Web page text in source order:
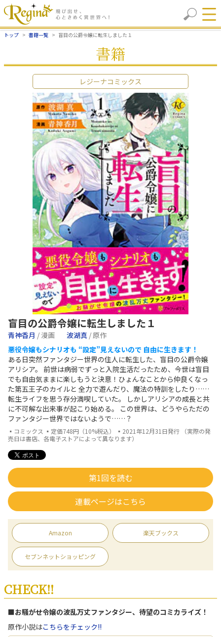
トップ 書籍一覧 盲目の公爵令嬢に転生しました１
書籍
レジーナコミックス
盲目の公爵令嬢に転生しました１
青神香月 / 漫画 波湖真 / 原作
悪役令嬢もシナリオも “設定”見えないので 自由に生きます！
ある日突然ファンタジー世界の住人に転生した、盲目の公爵令嬢
アリシア。 前世は病弱でずっと入院生活だったため、今世は盲目
でも自由気ままに楽しもうと決意！ひょんなことから仲良くなっ
た第五王子のカイルと 全力で遊んだり、魔法の特訓をしたり……
転生ライフを思う存分満喫していた。 しかしアリシアの成長と共
に不可解な出来事が起こり始める。 この世界は、どうやらただの
ファンタジー世界ではないようで……？
▪コミックス ▪定価748円（10%税込） ▪2021年12月31日発行 （実際の発
売日は書店、各電子ストアによって異なります）
第1回を読む
連載ページはこちら
Amazon 楽天ブックス
セブンネットショッピング
CHECK!!
■お騒がせ令嬢の波乱万丈ファンタジー、待望のコミカライズ！
原作小説はこちらをチェック!!